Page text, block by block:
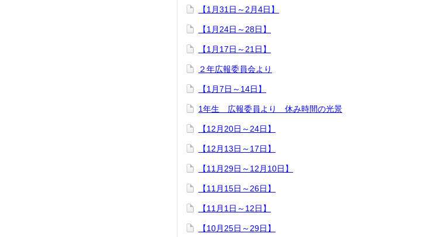
【1月31日～2月4日】
【1月24日～28日】
【1月17日～21日】
２年広報委員会より
【1月7日～14日】
1年生 広報委員より 休み時間の光景
【12月20日～24日】
【12月13日～17日】
【11月29日～12月10日】
【11月15日～26日】
【11月1日～12日】
【10月25日～29日】